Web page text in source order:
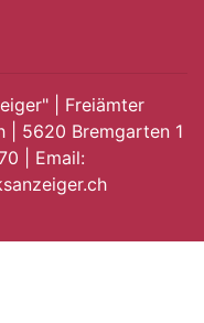
| Freiämter
| 5620 Bremgarten 1
| Email: